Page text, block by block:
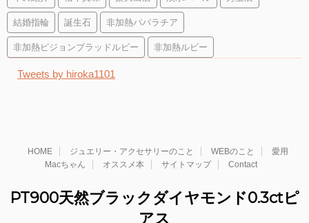
結婚指輪 誕生石 非加熱パパラチア
非加熱ピジョンブラッドルビー 非加熱ルビー
Tweets by hiroka1101
HOME ジュエリー・アクセサリーのこと WEBのこと
愛用
Macちゃん
オススメ本 サイトマップ Contact
PT900天然ブラックダイヤモンド0.3ctピ
アス